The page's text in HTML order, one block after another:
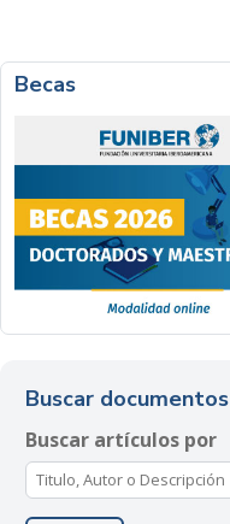
Becas
Buscar documentos
Buscar artículos por